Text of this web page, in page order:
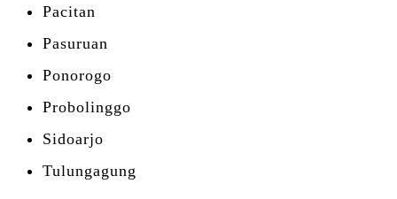
Pacitan
Pasuruan
Ponorogo
Probolinggo
Sidoarjo
Tulungagung